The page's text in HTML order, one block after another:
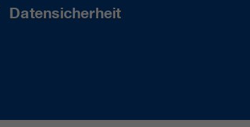
Datensicherheit